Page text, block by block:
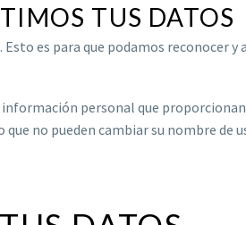
TUS DATOS
es para que podamos reconocer
personal que
no pueden cambiar su nombre de